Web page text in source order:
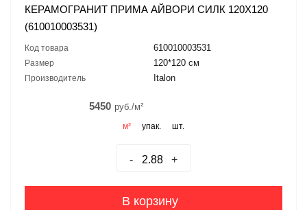
КЕРАМОГРАНИТ ПРИМА АЙВОРИ СИЛК 120X120
(610010003531)
Код товара 610010003531
Размер 120*120 см
Производитель Italon
5450 руб./м²
м² упак. шт.
- +
В корзину